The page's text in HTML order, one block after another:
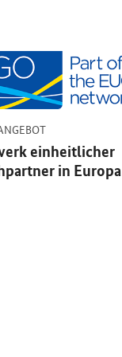
-
einheitlicher
in Europa